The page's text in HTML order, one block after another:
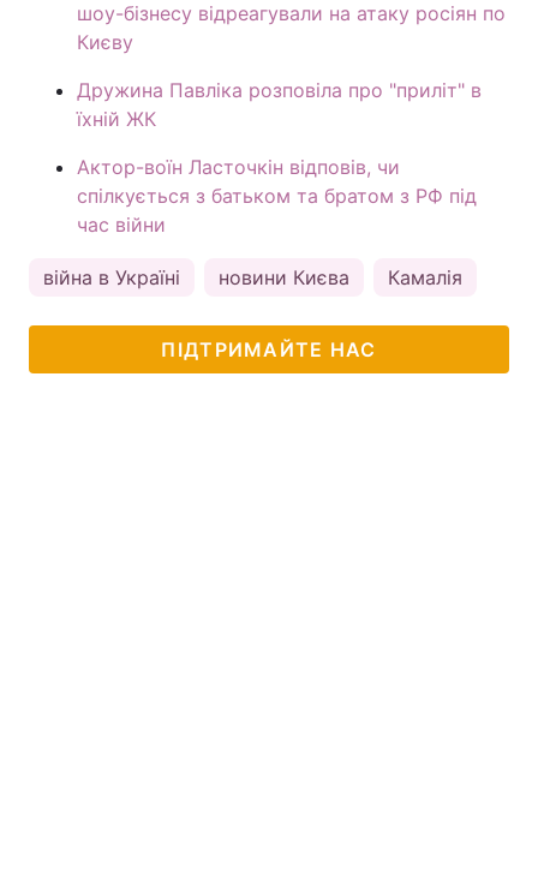
шоу-бізнесу відреагували на атаку росіян по
Києву
Дружина Павліка розповіла про "приліт" в
їхній ЖК
Актор-воїн Ласточкін відповів, чи
спілкується з батьком та братом з РФ під
час війни
війна в Україні новини Києва Камалія
ПІДТРИМАЙТЕ НАС